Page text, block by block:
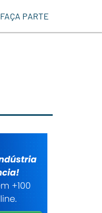
FAÇA PARTE